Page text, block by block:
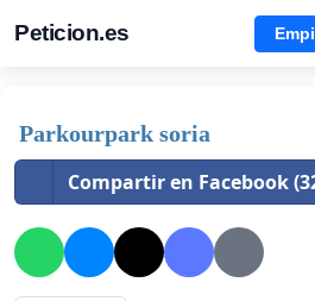
Peticion.es
Parkourpark soria
Compartir en Facebook